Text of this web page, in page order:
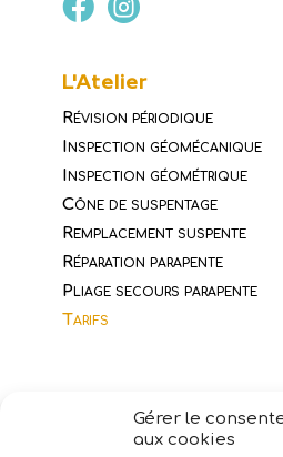
Gérer le
aux cookies
 
L'Atelier
Révision périodique
Inspection géomécanique
Inspection géométrique
Cône de suspentage
Remplacement suspente
Réparation parapente
Pliage secours parapente
Tarifs
Acheter du matériel